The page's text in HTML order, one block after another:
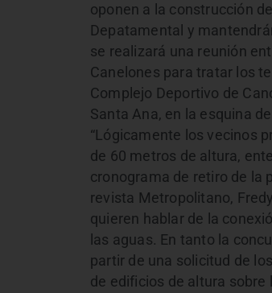
oponen a la construcción
Depatamental y
se realizará una reunión
Canelones para tratar los
Complejo Deportivo de
Santa Ana, en la esquina
“Lógicamente los vecinos
de 60 metros de altura,
cronograma de retiro de la
revista Metropolitano,
quieren hablar de la
las aguas. En tanto la
partir de una solicitud de
de edificios de altura sobre